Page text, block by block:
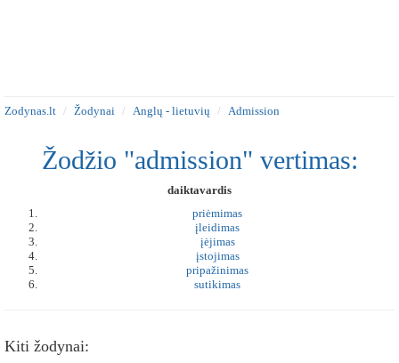
Zodynas.lt Žodynai Anglų - lietuvių Admission
Žodžio "admission" vertimas:
daiktavardis
priėmimas
įleidimas
įėjimas
įstojimas
pripažinimas
sutikimas
Kiti žodynai: